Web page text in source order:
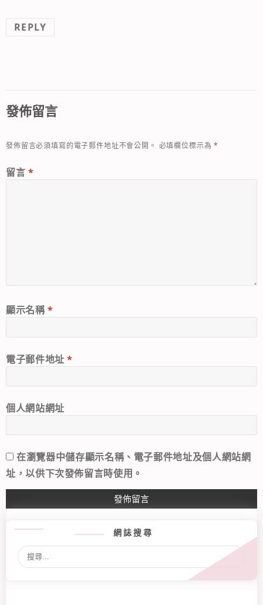
REPLY
發佈留言
發佈留言必須填寫的電子郵件地址不會公開。 必填欄位標示為*
留言 *
顯示名稱*
電子郵件地址*
個人網站網址
在瀏覽器中儲存顯示名稱、電子郵件地址及個人網站網
址，以供下次發佈留言時使用。
網誌搜尋